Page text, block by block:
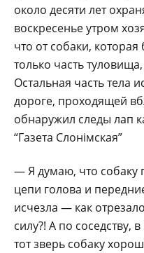
около десяти лет
воскресенье утром
что от собаки,
только часть
Остальная часть тела
дороге, проходящей
обнаружил следы лап
“Газета Слонімская”
— Я думаю, что собаку
цепи голова и
исчезла — как
силу?! А по соседству,
тот зверь собаку